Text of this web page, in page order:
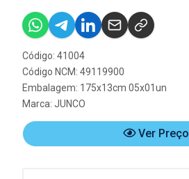
Código: 41004
Código NCM: 49119900
Embalagem: 175x13cm 05x01un
Marca: JUNCO
Ver Preço